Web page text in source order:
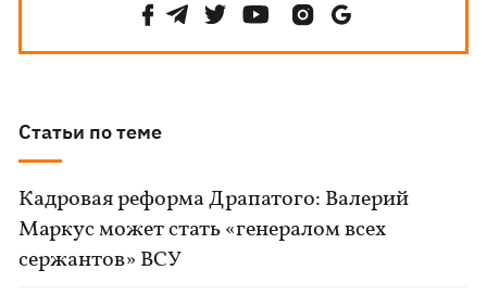
Статьи по теме
Кадровая реформа Драпатого: Валерий
Маркус может стать «генералом всех
сержантов» ВСУ